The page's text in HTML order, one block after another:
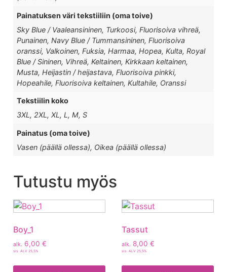
Painatuksen väri tekstiiliin (oma toive)
Sky Blue / Vaaleansininen, Turkoosi, Fluorisoiva vihreä,
Punainen, Navy Blue / Tummansininen, Fluorisoiva
oranssi, Valkoinen, Fuksia, Harmaa, Hopea, Kulta, Royal
Blue / Sininen, Vihreä, Keltainen, Kirkkaan keltainen,
Musta, Heijastin / heijastava, Fluorisoiva pinkki,
Hopeahile, Fluorisoiva keltainen, Kultahile, Oranssi
Tekstiilin koko
3XL, 2XL, XL, L, M, S
Painatus (oma toive)
Vasen (päällä ollessa), Oikea (päällä ollessa)
Tutustu myös
Boy_1
alk. 6,00 €
sis. ALV 25,5%
Tassut
alk. 8,00 €
sis. ALV 25,5%